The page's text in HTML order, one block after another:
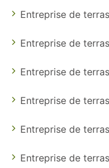
Entreprise de
Entreprise de
Entreprise de
Entreprise de
Entreprise de
Entreprise de